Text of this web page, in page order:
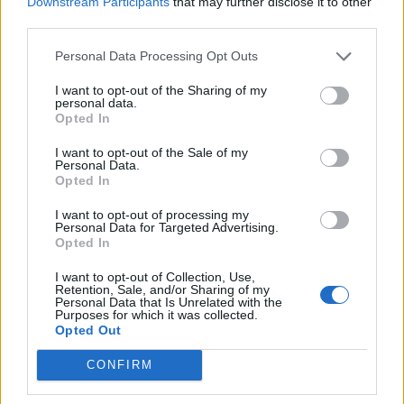
Personal Data Processing Opt Outs
I want to opt-out of the Sharing of my
personal data.
Opted In
I want to opt-out of the Sale of my
Personal Data.
Opted In
I want to opt-out of processing my
Personal Data for Targeted Advertising.
Opted In
I want to opt-out of Collection, Use,
Retention, Sale, and/or Sharing of my
Personal Data that Is Unrelated with the
Purposes for which it was collected.
Opted Out
CONFIRM
Senaste inlägget avjarleb för 7 timmar sedaniProjekt
to basic. + garagefix.
Volkswagen Golf MK4 v6 4motion OEM++
med JDM inspiration.
Senaste inlägget av Stol3n_Identity fredag 10:06 iProjekt
Manta b som ska räddas (kaross eller
Senaste inlägget avTyfors torsdag 23:25i Projekt
Huggern goes big block with 427 ZL-1!
Senaste inlägget av hugger69 torsdag 23:01
Camaro som bruksbil?! 57 svar
Senaste inlägget av
Volkswagen split bus t1 1962
Senaste inlägget avDr_snuggels torsdag 21:09iProjekt